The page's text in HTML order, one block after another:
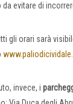
evitare di
gli orari sarà
invece, i